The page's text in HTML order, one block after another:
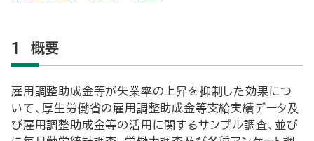
1 概要
雇用調整助成金等が失業率の上昇を抑制した効果につ
いて、厚生労働省の雇用調整助成金等支給実績データ及
び雇用調整助成金等の活用に関するサンプル調査、並び